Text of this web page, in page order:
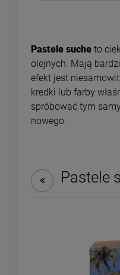
Pastele suche to
olejnych. Mają
efekt jest
kredki lub farby
spróbować tym
nowego.
Pastele